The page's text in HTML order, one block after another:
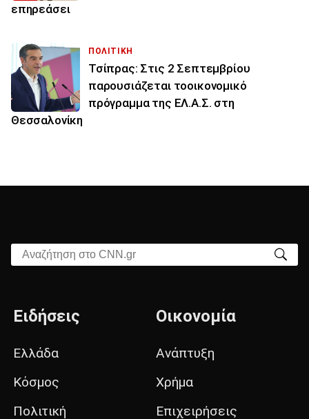
επηρεάσει
ΠΟΛΙΤΙΚΗ
Τσίπρας: Στις 2 Σεπτεμβρίου
παρουσιάζεται τοοικονομικό
πρόγραμμα της ΕΛ.Α.Σ. στη
Θεσσαλονίκη
Αναζήτηση στο CNN.gr
Ειδήσεις
Ελλάδα
Κόσμος
Πολιτική
Οικονομία
Ανάπτυξη
Χρήμα
Επιχειρήσεις